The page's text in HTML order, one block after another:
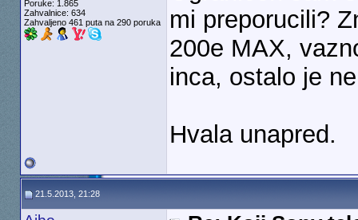
Poruke: 1.865
Zahvalnice: 634
Zahvaljeno 461 puta na 290 poruka
mi preporucili?
200e MAX,
inca, ostalo je
Hvala unapred.
21.5.2013, 21:28